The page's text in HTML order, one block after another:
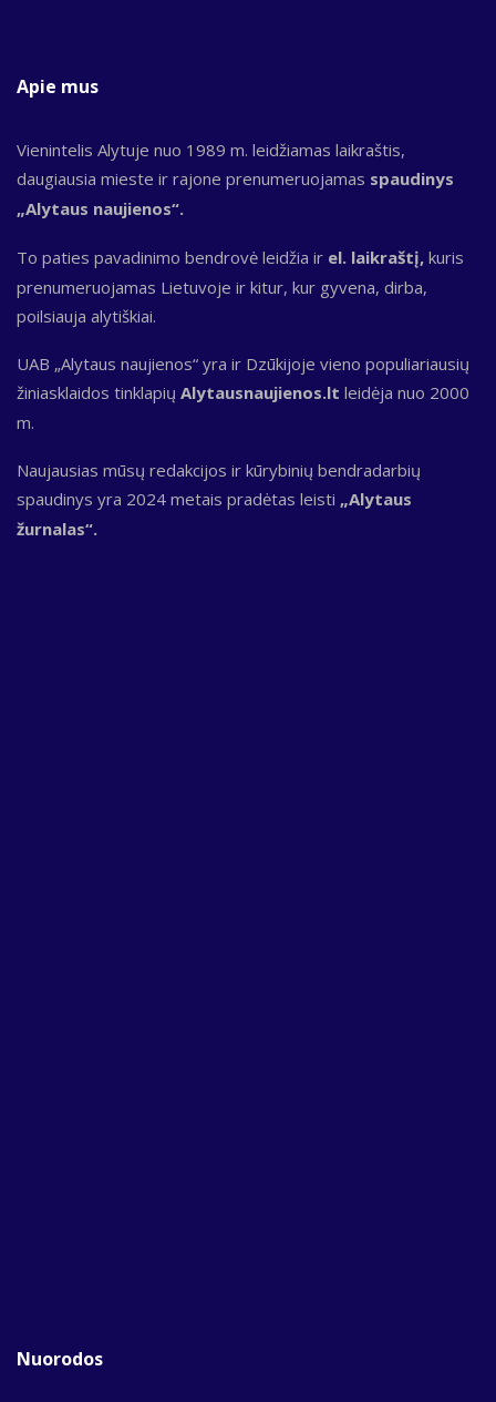
Apie mus
Vienintelis Alytuje nuo 1989 m. leidžiamas laikraštis,
daugiausia mieste ir rajone prenumeruojamas spaudinys
„Alytaus naujienos“.
To paties pavadinimo bendrovė leidžia ir el. laikraštį, kuris
prenumeruojamas Lietuvoje ir kitur, kur gyvena, dirba,
poilsiauja alytiškiai.
UAB „Alytaus naujienos“ yra ir Dzūkijoje vieno populiariausių
žiniasklaidos tinklapių Alytausnaujienos.lt leidėja nuo 2000
m.
Naujausias mūsų redakcijos ir kūrybinių bendradarbių
spaudinys yra 2024 metais pradėtas leisti „Alytaus
žurnalas“.
Nuorodos